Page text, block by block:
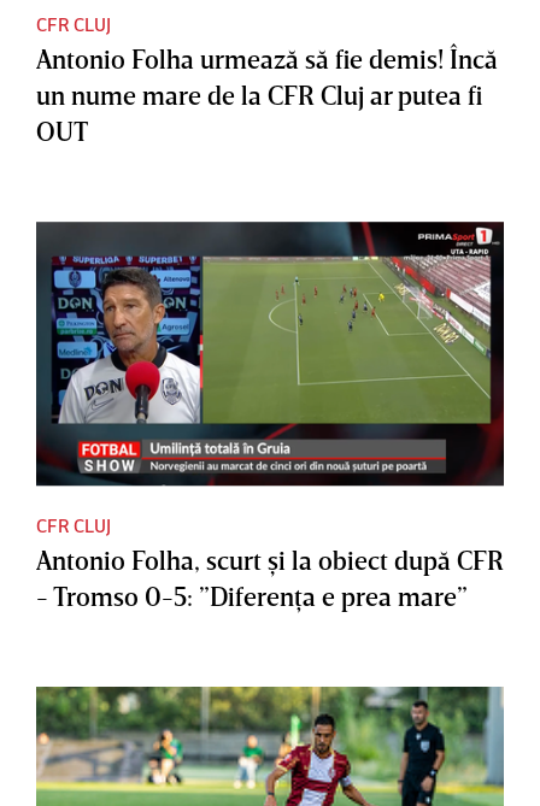
CFR CLUJ
Antonio Folha urmează să fie demis! Încă
un nume mare de la CFR Cluj ar putea fi
OUT
CFR CLUJ
Antonio Folha, scurt şi la obiect după CFR
- Tromso 0-5: ”Diferenţa e prea mare”